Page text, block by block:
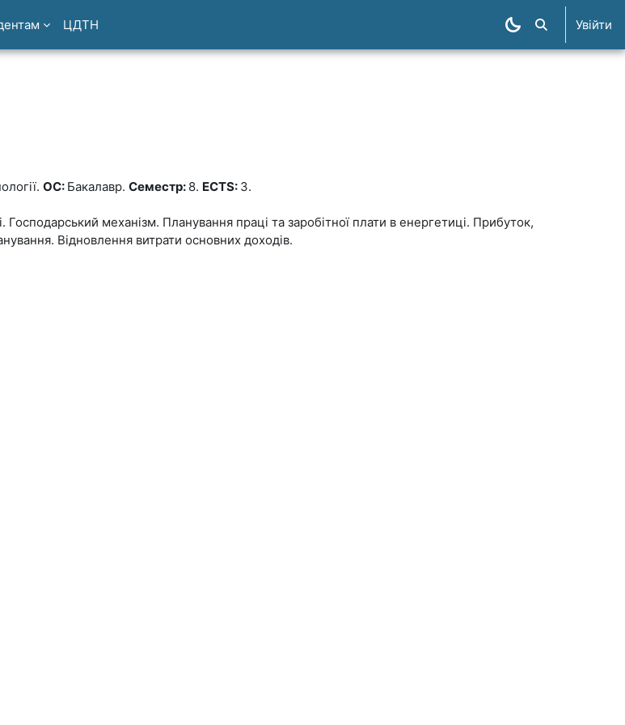
ЦДТН Пошук курсів
Увійти
ОС: Бакалавр. Семестр: 8. ECTS: 3.
механізм. Планування праці та заробітної плати в енергетиці. Прибуток,
Відновлення витрати основних доходів.